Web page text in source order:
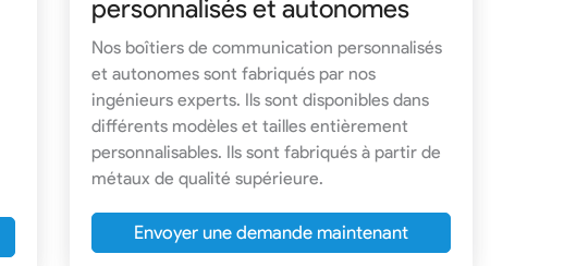
personnalisés et autonomes
Nos boîtiers de communication personnalisés
et autonomes sont fabriqués par nos
ingénieurs experts. Ils sont disponibles dans
différents modèles et tailles entièrement
personnalisables. Ils sont fabriqués à partir de
métaux de qualité supérieure.
Envoyer une demande maintenant